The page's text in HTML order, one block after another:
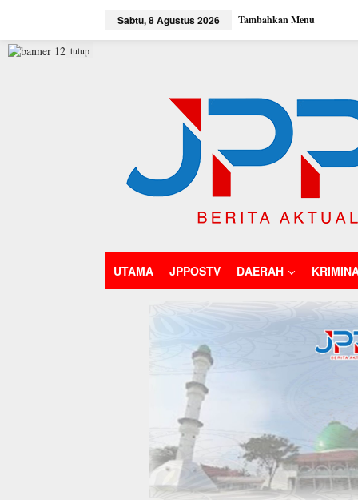
Sabtu, 8 Agustus 2026 Tambahkan Menu
UTAMA JPPOSTV DAERAH
tutup